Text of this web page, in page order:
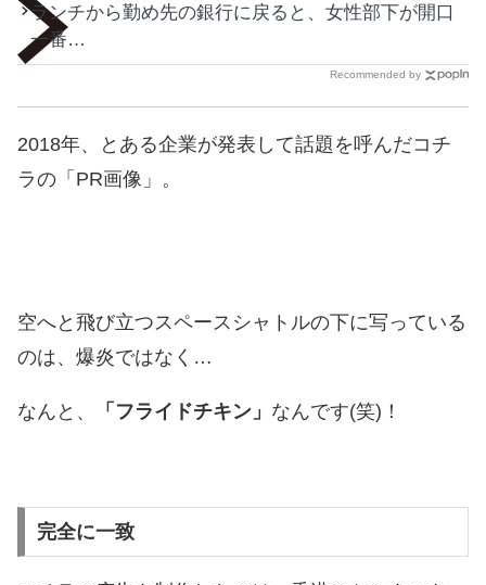
ランチから勤め先の銀行に戻ると、女性部下が開口
一番…
Recommended by
2018年、とある企業が発表して話題を呼んだコチ
ラの「PR画像」。
空へと飛び立つスペースシャトルの下に写っている
のは、爆炎ではなく…
なんと、 「フライドチキン」 なんです(笑)！
完全に一致